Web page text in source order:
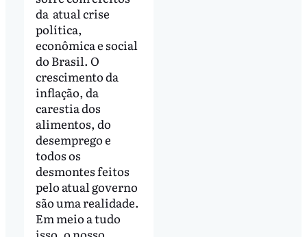
da atual crise
política,
econômica e social
do Brasil. O
crescimento da
inflação, da
carestia dos
alimentos, do
desemprego e
todos os
desmontes feitos
pelo atual governo
são uma realidade.
Em meio a tudo